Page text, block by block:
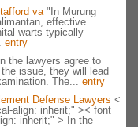
va"In Murung
effective
warts typically
entry
the lawyers agree to
issue, they will lead
The... entry
Defense Lawyers <
align: inherit;" >< font
inherit;" > In the